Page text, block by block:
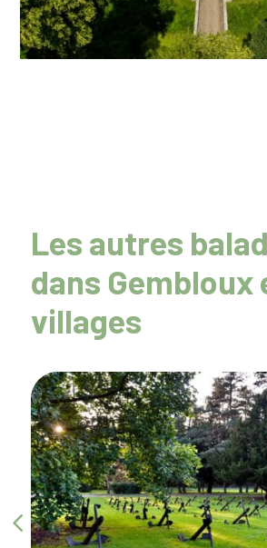
Les autres
dans Gembloux
villages